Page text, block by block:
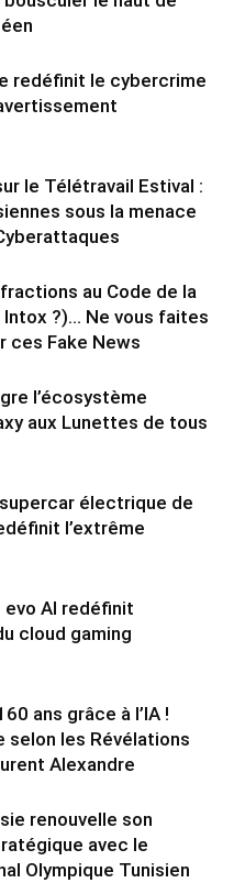
redéfinit le cybercrime
le Télétravail Estival :
sous la menace
au Code de la
?)… Ne vous faites
ces Fake News
l’écosystème
aux Lunettes de tous
supercar électrique de
l’extrême
evo AI redéfinit
cloud gaming
ans grâce à l’IA !
selon les Révélations
Alexandre
renouvelle son
avec le
Olympique Tunisien